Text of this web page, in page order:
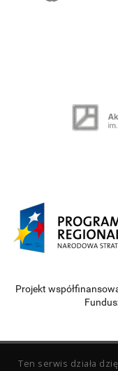
Projekt
Ten serwis działa